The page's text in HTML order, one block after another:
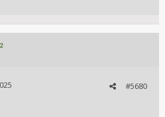
#5680